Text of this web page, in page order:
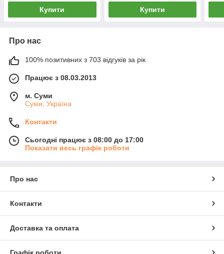
Купити Купити
Про нас
100% позитивних з 703 відгуків за рік
Працює з 08.03.2013
м. Суми
Суми, Україна
Контакти
Сьогодні працює з 08:00 до 17:00
Показати весь графік роботи
Про нас
Контакти
Доставка та оплата